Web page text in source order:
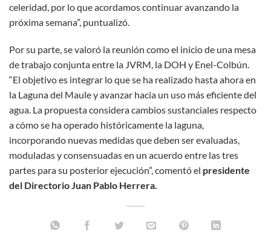
celeridad, por lo que acordamos continuar avanzando la
próxima semana”, puntualizó.
Por su parte, se valoró la reunión como el inicio de una mesa
de trabajo conjunta entre la JVRM, la DOH y Enel-Colbún.
“El objetivo es integrar lo que se ha realizado hasta ahora en
la Laguna del Maule y avanzar hacia un uso más eficiente del
agua. La propuesta considera cambios sustanciales respecto
a cómo se ha operado históricamente la laguna,
incorporando nuevas medidas que deben ser evaluadas,
moduladas y consensuadas en un acuerdo entre las tres
partes para su posterior ejecución”, comentó el presidente
del Directorio Juan Pablo Herrera.